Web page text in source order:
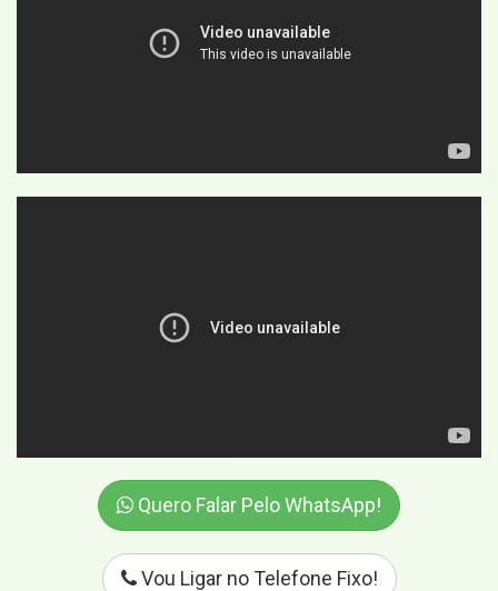
Quero Falar Pelo WhatsApp!
Vou Ligar no Telefone Fixo!